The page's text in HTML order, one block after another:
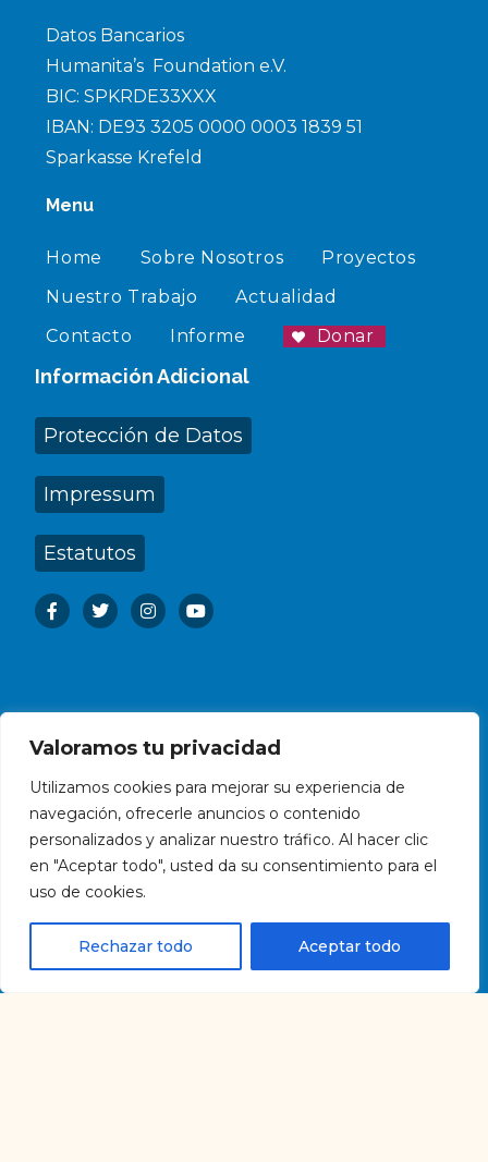
Valoramos tu privacidad
Utilizamos cookies para mejorar su experiencia de
navegación, ofrecerle anuncios o contenido
personalizados y analizar nuestro tráfico. Al hacer clic
en "Aceptar todo", usted da su consentimiento para el
uso de cookies.
Rechazar todo Aceptar todo
Datos Bancarios
Humanita’s Foundation e.V.
BIC: SPKRDE33XXX
IBAN: DE93 3205 0000 0003 1839 51
Sparkasse Krefeld
Menu
Home Sobre Nosotros
Proyectos
Nuestro Trabajo
Actualidad
Contacto
Informe Donar
Información Adicional
Protección de Datos
Impressum
Estatutos
Humanita’s Foundation e.V. está registrada como una
organización sin fines de lucro en el tribunal de distrito
de Krefeld (número de registro de la asociación: 4768)
comercios de conformidad con § 5 I 9 KStg; bajo el
número de impuesto (115/5758/1106).